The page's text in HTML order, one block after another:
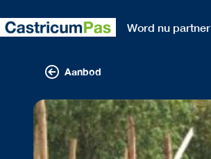
Word nu partner
Aanbod